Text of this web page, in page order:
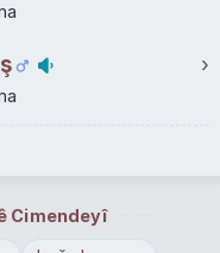
›
Cimendeyî